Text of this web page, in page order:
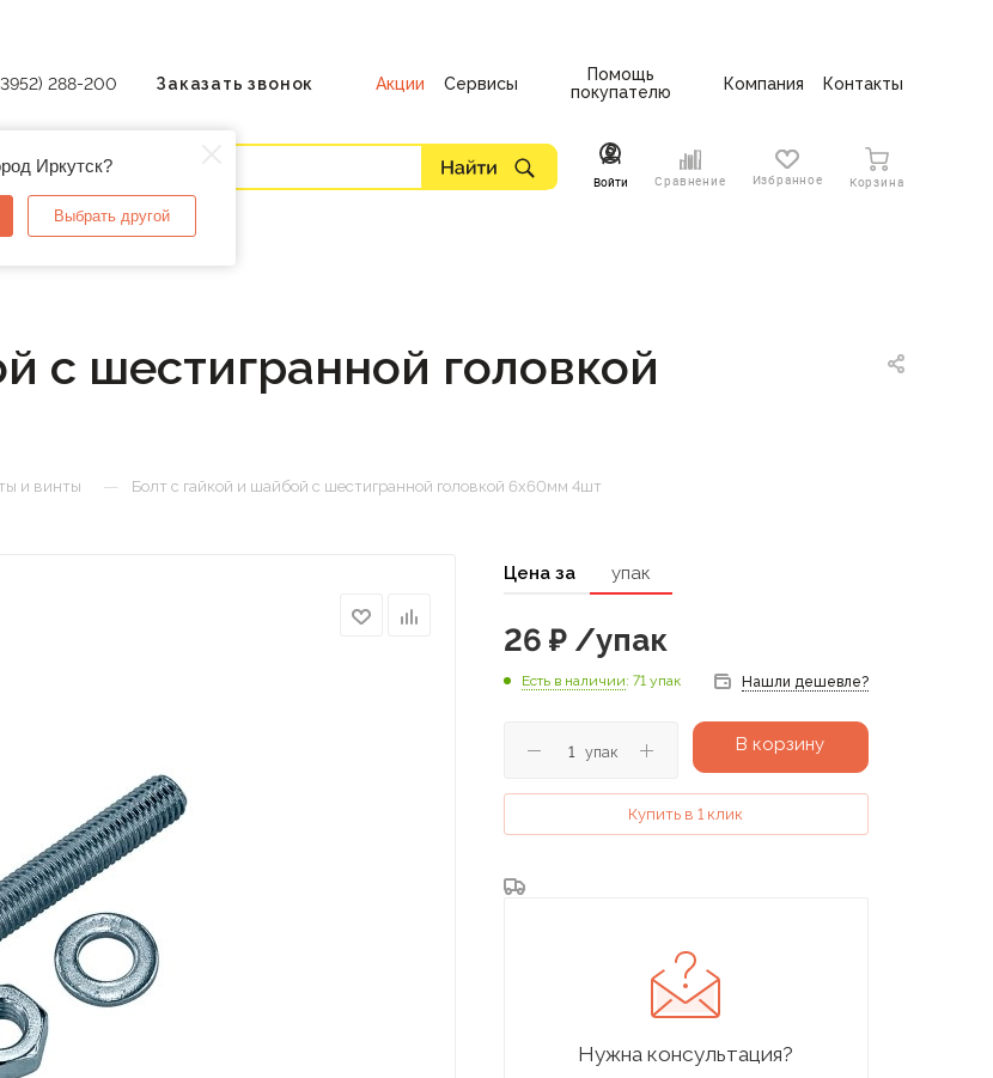
Иркутск?
Выбрать другой
288-200 Заказать звонок Акции Сервисы
Помощь
покупателю
Компания Контакты
Войти Сравнение Избранное Корзина
с шестигранной головкой
и винты — Болт с гайкой и шайбой с шестигранной головкой 6х60мм 4шт
Цена за упак
26 ₽/упак
Есть в наличии: 71 упак Нашли дешевле?
упак В корзину
Купить в 1 клик
Нужна консультация?